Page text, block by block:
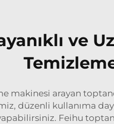
ve
makinesi arayan
düzenli kullanıma
Feihu